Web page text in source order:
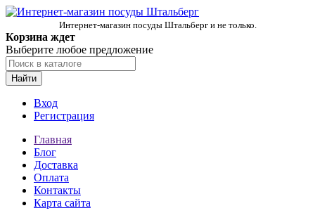
Интернет-магазин посуды Штальберг и не только.
Корзина ждет
Выберите любое предложение
Найти
Вход
Регистрация
Главная
Блог
Доставка
Оплата
Контакты
Карта сайта